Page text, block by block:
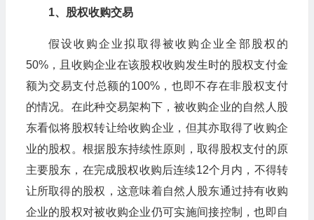
1、股权收购交易
假设收购企业拟取得被收购企业全部股权的
50%，且收购企业在该股权收购发生时的股权支付金
额为交易支付总额的100%，也即不存在非股权支付
的情况。在此种交易架构下，被收购企业的自然人股
东看似将股权转让给收购企业，但其亦取得了收购企
业的股权。根据股东持续性原则，取得股权支付的原
主要股东，在完成股权收购后连续12个月内，不得转
让所取得的股权，这意味着自然人股东通过持有收购
企业的股权对被收购企业仍可实施间接控制，也即自